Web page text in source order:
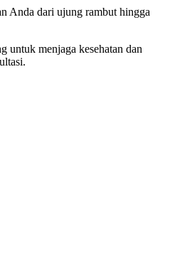
Anda dari ujung rambut hingga
untuk menjaga kesehatan dan